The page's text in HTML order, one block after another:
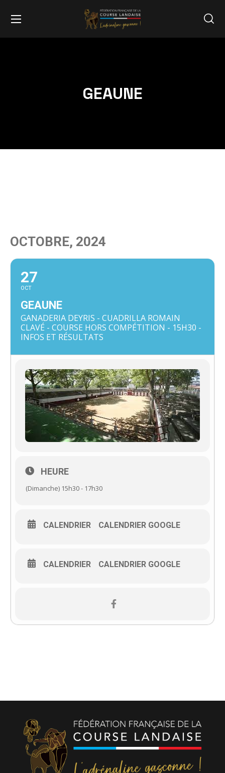
GEAUNE
OCTOBRE, 2024
27
OCT
GEAUNE
GANADERIA DEYRIS - CUADRILLA ROMAIN
CLAVÉ - COURSE HORS COMPÉTITION - 15H30 -
INFOS ET RÉSULTATS
HEURE
(Dimanche) 15h30 - 17h30
CALENDRIER CALENDRIER GOOGLE
CALENDRIER CALENDRIER GOOGLE